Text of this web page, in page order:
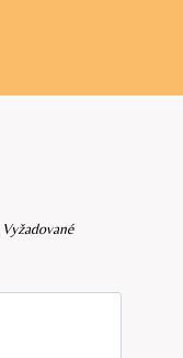
Vyžadované